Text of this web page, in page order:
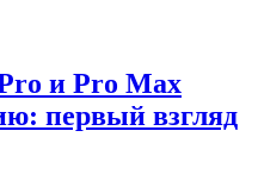
и Pro Max
первый взгляд